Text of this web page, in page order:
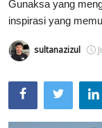
Seni
Usadha
Indonesia
Gunaksa yang
inspirasi yang
sultanazizul